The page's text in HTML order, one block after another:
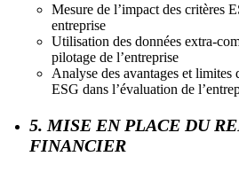
Mesure de l’impact des critères
entreprise
Utilisation des données extra-
pilotage de l’entreprise
Analyse des avantages et limites
ESG dans l’évaluation de
5. MISE EN PLACE DU
FINANCIER